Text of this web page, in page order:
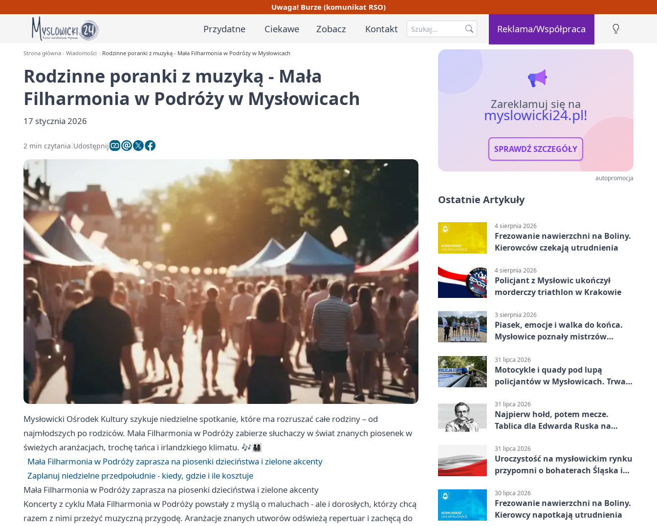
Uwaga! Burze (komunikat RSO)
Przydatne Ciekawe Zobacz Kontakt Reklama/Współpraca
Strona główna Wiadomości Rodzinne poranki z muzyką - Mała Filharmonia w Podróży w Mysłowicach
Rodzinne poranki z muzyką - Mała
Filharmonia w Podróży w Mysłowicach
17 stycznia 2026
2 min czytania Udostępnij
Mysłowicki Ośrodek Kultury szykuje niedzielne spotkanie, które ma rozruszać całe rodziny – od
najmłodszych po rodziców. Mała Filharmonia w Podróży zabierze słuchaczy w świat znanych piosenek w
świeżych aranżacjach, trochę tańca i irlandzkiego klimatu. 🎶👨‍👩‍👧‍👦
Mała Filharmonia w Podróży zaprasza na piosenki dzieciństwa i zielone akcenty
Zaplanuj niedzielne przedpołudnie - kiedy, gdzie i ile kosztuje
Mała Filharmonia w Podróży zaprasza na piosenki dzieciństwa i zielone akcenty
Koncerty z cyklu Mała Filharmonia w Podróży powstały z myślą o maluchach - ale i dorosłych, którzy chcą
razem z nimi przeżyć muzyczną przygodę. Aranżacje znanych utworów odświeżą repertuar i zachęcą do
Zareklamuj się na
myslowicki24.pl!
SPRAWDŹ SZCZEGÓŁY
autopromocja
Ostatnie Artykuły
4 sierpnia 2026
Frezowanie nawierzchni na Boliny.
Kierowców czekają utrudnienia
4 sierpnia 2026
Policjant z Mysłowic ukończył
morderczy triathlon w Krakowie
3 sierpnia 2026
Piasek, emocje i walka do końca.
Mysłowice poznały mistrzów
31 lipca 2026
Motocykle i quady pod lupą
policjantów w Mysłowicach. Trwa
31 lipca 2026
Najpierw hołd, potem mecze.
Tablica dla Edwarda Ruska na
31 lipca 2026
Uroczystość na mysłowickim rynku
przypomni o bohaterach Śląska i
30 lipca 2026
Frezowanie nawierzchni na Boliny.
Kierowcy napotkają utrudnienia